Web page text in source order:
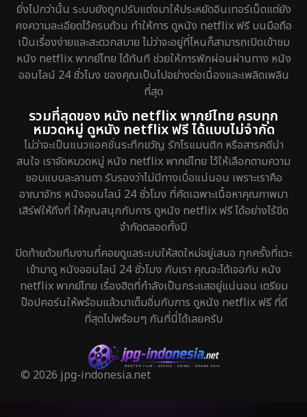
ยิ่งไปกว่านั้น ระบบยังถูกปรับแต่งมาให้ประหยัดอินเทอร์เน็ตแต่ยัง
คงความละเอียดไว้ครบถ้วน ทำให้การ ดูหนัง netflix ฟรี บนมือถือ
เป็นเรื่องง่ายและสะดวกสบาย ไม่ว่าจะอยู่ที่ไหนก็สามารถเปิดเข้าชม
หนัง netflix พากย์ไทย ได้ทันที ช่วยให้การพักผ่อนผ่านทาง หนัง
ออนไลน์ 24 ชั่วโมง ของคุณเป็นไปอย่างต่อเนื่องและเพลิดเพลิน
ที่สุด
รวมที่สุดของ หนัง netflix พากย์ไทย ครบทุก
หมวดหมู่ ดูหนัง netflix ฟรี ได้แบบไม่จำกัด
ไม่ว่าจะเป็นแนวแอคชั่นระทึกขวัญ รักโรแมนติก หรือสารคดีน่า
สนใจ เราจัดหมวดหมู่ หนัง netflix พากย์ไทย ไว้ให้เลือกตามความ
ชอบแบบละลานตา รับรองว่าไม่มีทางเบื่อแน่นอน เพราะเราคือ
อาณาจักร หนังออนไลน์ 24 ชั่วโมง ที่คัดเฉพาะเนื้อหาคุณภาพมา
เสิร์ฟให้ถึงที่ ให้คุณสนุกกับการ ดูหนัง netflix ฟรี ได้อย่างไร้ขีด
จำกัดตลอดทั้งปี
ปิดท้ายด้วยทีมงานที่คอยดูแลระบบให้สดใหม่อยู่เสมอ ทุกครั้งที่แวะ
เข้ามาดู หนังออนไลน์ 24 ชั่วโมง กับเรา คุณจะได้เจอกับ หนัง
netflix พากย์ไทย เรื่องฮิตที่กำลังเป็นกระแสอยู่แน่นอน เตรียม
ป๊อปคอร์นให้พร้อมแล้วมาเต็มอิ่มกับการ ดูหนัง netflix ฟรี ที่ดี
ที่สุดไปพร้อมๆ กันที่นี่ได้เลยครับ
© 2026 jpg-indonesia.net